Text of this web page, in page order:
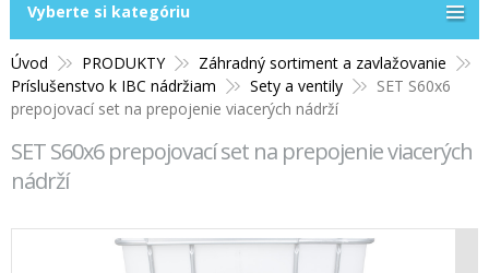
Vyberte si kategóriu
Úvod PRODUKTY
Záhradný sortiment a zavlažovanie
Príslušenstvo k IBC nádržiam
Sety a ventily
SET S60x6
prepojovací set na prepojenie viacerých nádrží
SET S60x6 prepojovací set na prepojenie viacerých
nádrží
Vyberte si kategóriu